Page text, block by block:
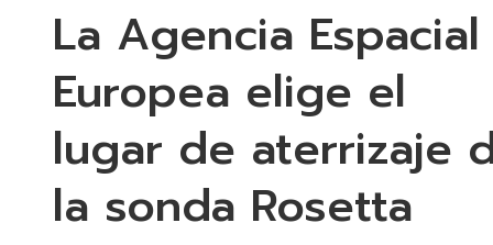
La Agencia Espacial
Europea elige el
lugar de aterrizaje
la sonda Rosetta